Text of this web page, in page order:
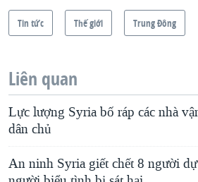
Tin tức Thế giới Trung Ðông
Liên quan
Lực lượng Syria bố ráp các nhà
dân chủ
An ninh Syria giết chết 8 người